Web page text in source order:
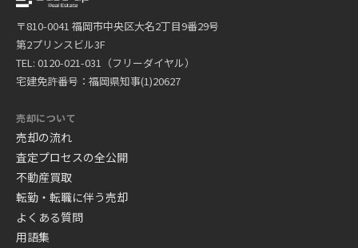
〒810-0041 福岡市中央区大名2丁目9番29号
第2プリンスビル3F
TEL: 0120-021-031（フリーダイヤル）
宅建免許番号：福岡県知事(1)20627
売却について
売却の流れ
査定プロセスの全公開
不動産買取
転勤・転職に伴う売却
よくある質問
用語集